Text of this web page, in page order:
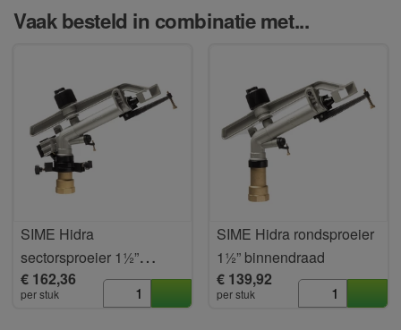
Vaak besteld in combinatie met...
SIME Hidra
sectorsproeier 1½”
binnendr.
€ 162,36
per stuk
SIME Hidra rondsproeier
1½” binnendraad
€ 139,92
per stuk